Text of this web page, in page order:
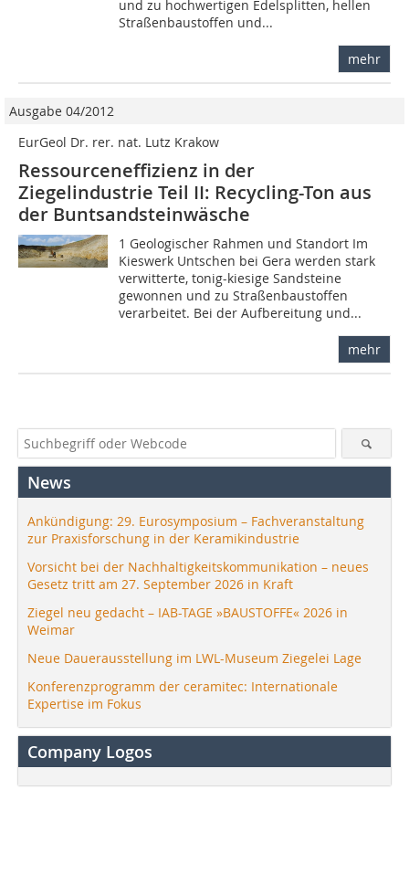
und zu hochwertigen Edelsplitten, hellen
Straßenbaustoffen und...
mehr
Ausgabe 04/2012
EurGeol Dr. rer. nat. Lutz Krakow
Ressourceneffizienz in der
Ziegelindustrie Teil II: Recycling-Ton aus
der Buntsandsteinwäsche
1 Geologischer Rahmen und Standort Im
Kieswerk Untschen bei Gera werden stark
verwitterte, tonig-kiesige Sandsteine
gewonnen und zu Straßenbaustoffen
verarbeitet. Bei der Aufbereitung und...
mehr
News
Ankündigung: 29. Eurosymposium – Fachveranstaltung
zur Praxisforschung in der Keramikindustrie
Vorsicht bei der Nachhaltigkeitskommunikation – neues
Gesetz tritt am 27. September 2026 in Kraft
Ziegel neu gedacht – IAB-TAGE »BAUSTOFFE« 2026 in
Weimar
Neue Dauerausstellung im LWL-Museum Ziegelei Lage
Konferenzprogramm der ceramitec: Internationale
Expertise im Fokus
Company Logos